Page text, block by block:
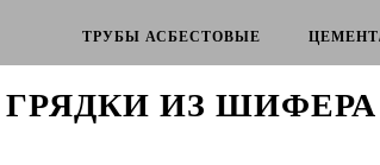
ТРУБЫ АСБЕСТОВЫЕ
ГРЯДКИ ИЗ